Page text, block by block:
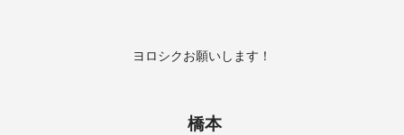
ヨロシクお願いします！
橋本